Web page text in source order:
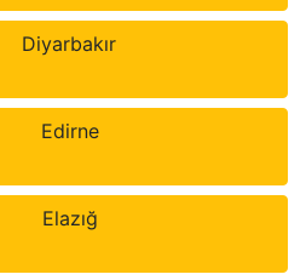
Diyarbakır
Edirne
Elazığ